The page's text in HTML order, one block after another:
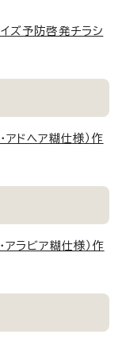
ズ予防啓発チラシ
ドヘア糊仕様）作
ラビア糊仕様）作